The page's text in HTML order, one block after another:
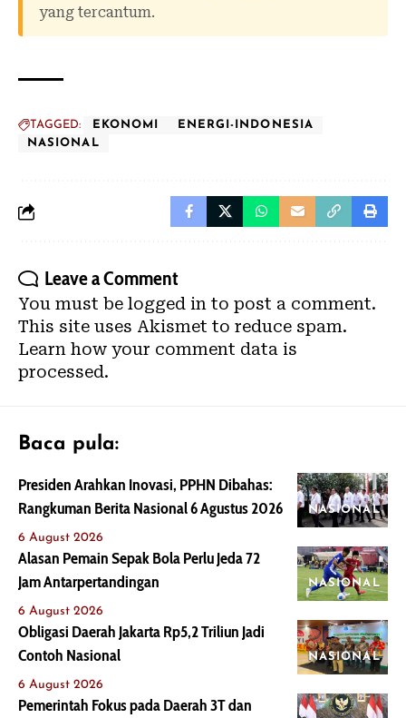
yang tercantum.
TAGGED: EKONOMI
ENERGI-INDONESIA
NASIONAL
Leave a Comment
You must be logged in to post a comment.
This site uses Akismet to reduce spam.
Learn how your comment data is
processed.
Baca pula:
NASIONAL
Presiden Arahkan Inovasi, PPHN Dibahas:
Rangkuman Berita Nasional 6 Agustus 2026
6 August 2026
NASIONAL
Alasan Pemain Sepak Bola Perlu Jeda 72
Jam Antarpertandingan
6 August 2026
NASIONAL
Obligasi Daerah Jakarta Rp5,2 Triliun Jadi
Contoh Nasional
6 August 2026
Pemerintah Fokus pada Daerah 3T dan